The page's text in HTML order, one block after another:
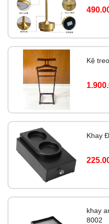
Kệ
Khay
khay
8002